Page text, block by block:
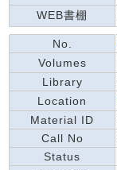
WEB書棚
No.
Volumes
Library
Location
Material ID
Call No
Status